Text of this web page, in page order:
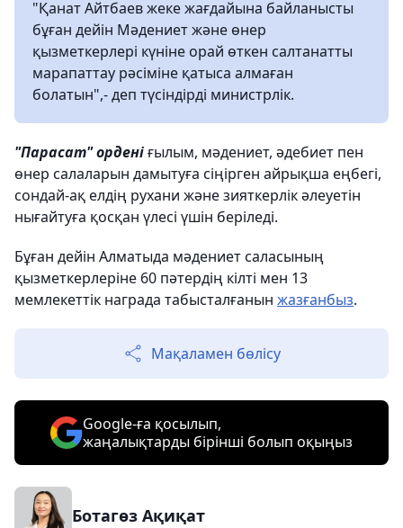
"Қанат Айтбаев жеке жағдайына байланысты
бұған дейін Мәдениет және өнер
қызметкерлері күніне орай өткен салтанатты
марапаттау рәсіміне қатыса алмаған
болатын",- деп түсіндірді министрлік.
"Парасат" орденіғылым, мәдениет, әдебиет пен
өнер салаларын дамытуға сіңірген айрықша еңбегі,
сондай-ақ елдің рухани және зияткерлік әлеуетін
нығайтуға қосқан үлесі үшін беріледі.
Бұған дейін Алматыда мәдениет саласының
қызметкерлеріне 60 пәтердің кілті мен 13
мемлекеттік награда табысталғанын жазғанбыз.
Мақаламен бөлісу
Google-ға қосылып,
жаңалықтарды бірінші болып оқыңыз
Ботагөз Ақиқат